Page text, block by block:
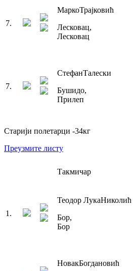
7.
МаркоТрајковић
Лесковац,
Лесковац
7.
СтефанТалески
Бушидо,
Прилеп
Старији полетарци -34кг
Преузмите листу
Такмичар
1 .
Теодор ЛукаНиколић
Бор,
Бор
НовакБогдановић